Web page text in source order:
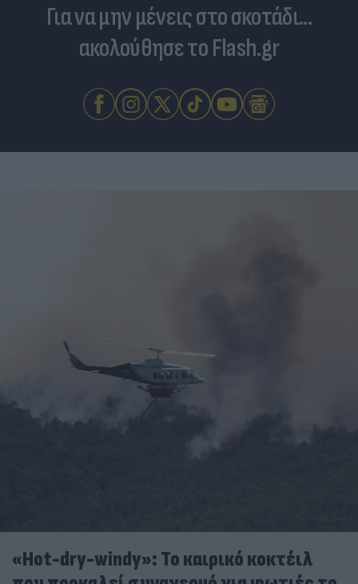
Για να μην μένεις στο σκοτάδι...
ακολούθησε το Flash.gr
«Hot-dry-windy»: Το καιρικό κοκτέιλ